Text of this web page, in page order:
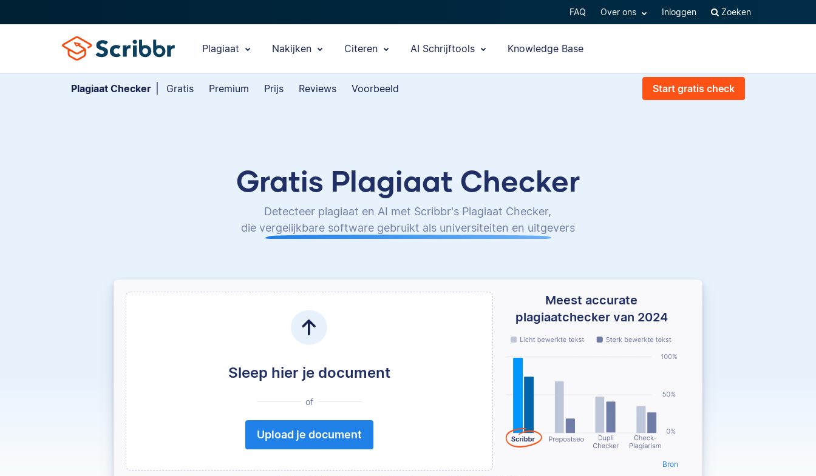
FAQ Over ons Inloggen Zoeken
Plagiaat Nakijken Citeren AI Schrijftools Knowledge Base
Plagiaat Checker Gratis Premium Prijs Reviews Voorbeeld Start gratis check
Gratis Plagiaat Checker
Detecteer plagiaat en AI met Scribbr's Plagiaat Checker,
die vergelijkbare software gebruikt als universiteiten en uitgevers
Sleep hier je document
of
Upload je document
Meest accurate
plagiaatchecker van 2024
Bron